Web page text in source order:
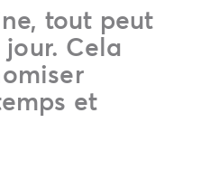
tout peut
Cela
et